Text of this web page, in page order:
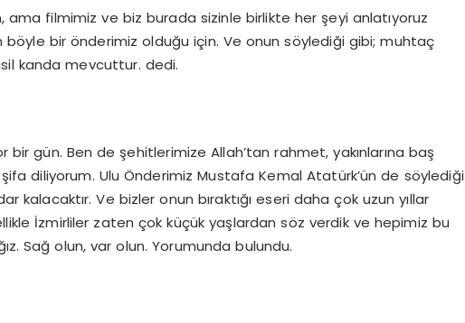
ama filmimiz ve biz burada sizinle birlikte her şeyi anlatıyoruz
böyle bir önderimiz olduğu için. Ve onun söylediği gibi; muhtaç
kanda mevcuttur. dedi.
gün. Ben de şehitlerimize Allah’tan rahmet, yakınlarına baş
şifa diliyorum. Ulu Önderimiz Mustafa Kemal Atatürk’ün de söylediği
kalacaktır. Ve bizler onun bıraktığı eseri daha çok uzun yıllar
İzmirliler zaten çok küçük yaşlardan söz verdik ve hepimiz bu
Sağ olun, var olun. Yorumunda bulundu.